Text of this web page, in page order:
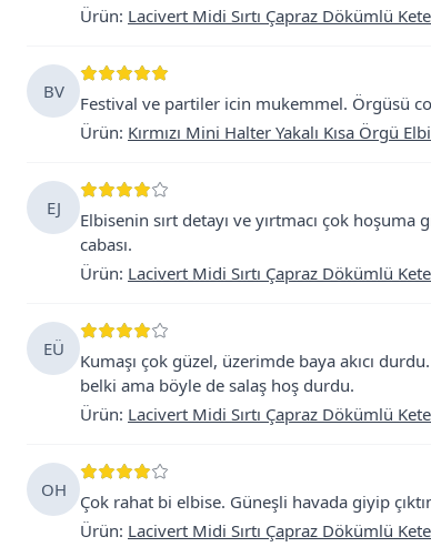
Ürün: Lacivert Midi Sırtı Çapraz Dökümlü
BV
Festival ve partiler icin mukemmel. Örgüsü
Ürün: Kırmızı Mini Halter Yakalı Kısa Örgü
EJ
Elbisenin sırt detayı ve yırtmacı çok hoşuma
cabası.
Ürün: Lacivert Midi Sırtı Çapraz Dökümlü
EÜ
Kumaşı çok güzel, üzerimde baya akıcı
belki ama böyle de salaş hoş durdu.
Ürün: Lacivert Midi Sırtı Çapraz Dökümlü
OH
Çok rahat bi elbise. Güneşli havada giyip
Ürün: Lacivert Midi Sırtı Çapraz Dökümlü